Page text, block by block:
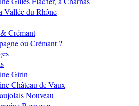
Vallée du Rhône
Crémant
ou Crémant ?
Girin
Château de Vaux
Nouveau